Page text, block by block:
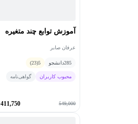
آموزش توابع چند متغیره
عرفان صابر
285دانشجو 5
(23)
محبوب کاربران گواهی‌نامه
549,000
411,750